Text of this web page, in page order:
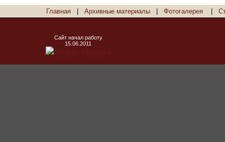
Главная Архивные материалы Фотогалерея
Сайт начал работу
15.06.2011